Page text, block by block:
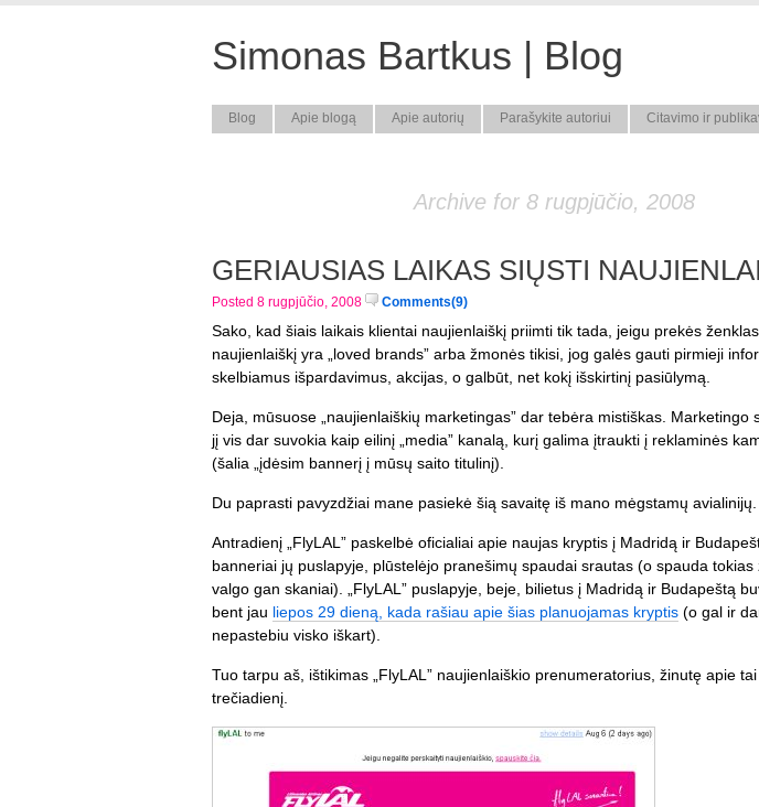
Simonas Bartkus | Blog
Blog Apie blogą Apie autorių Parašykite autoriui Citavimo ir
Archive for 8 rugpjūčio, 2008
GERIAUSIAS LAIKAS SIŲSTI
Posted 8 rugpjūčio, 2008 Comments(9)
Sako, kad šiais laikais klientai naujienlaiškį priimti tik tada, jeigu prekės
naujienlaiškį yra „loved brands” arba žmonės tikisi, jog galės gauti pirmieji
skelbiamus išpardavimus, akcijas, o galbūt, net kokį išskirtinį pasiūlymą.
Deja, mūsuose „naujienlaiškių marketingas” dar tebėra mistiškas. Marketingo
jį vis dar suvokia kaip eilinį „media” kanalą, kurį galima įtraukti į reklaminės
(šalia „įdėsim bannerį į mūsų saito titulinį).
Du paprasti pavyzdžiai mane pasiekė šią savaitę iš mano mėgstamų avialinijų.
Antradienį „FlyLAL” paskelbė oficialiai apie naujas kryptis į Madridą ir
banneriai jų puslapyje, plūstelėjo pranešimų spaudai srautas (o spauda tokias
valgo gan skaniai). „FlyLAL” puslapyje, beje, bilietus į Madridą ir Budapeštą
bent jau liepos 29 dieną, kada rašiau apie šias planuojamas kryptis (o gal ir
nepastebiu visko iškart).
Tuo tarpu aš, ištikimas „FlyLAL” naujienlaiškio prenumeratorius, žinutę apie
trečiadienį.